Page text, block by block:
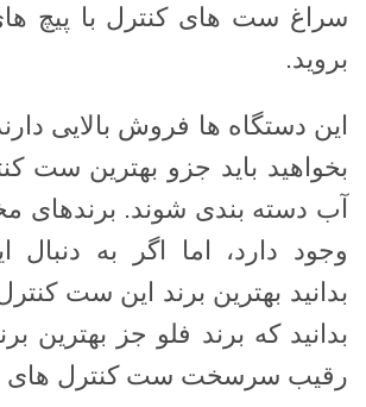
سراغ ست های کنترل با پیچ
بروید.
این دستگاه ها فروش بالایی
بخواهید باید جزو بهترین ست
آب دسته بندی شوند. برندهای
وجود دارد، اما اگر به دنبال
بدانید بهترین برند این ست
بدانید که برند فلو جز بهترین
رقیب سرسخت ست کنترل های